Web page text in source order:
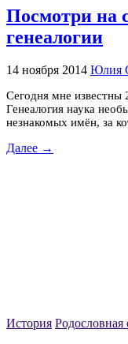
Посмотри на
генеалогии
14 ноября 2014 Юлия
Cегодня мне известны
Генеалогия наука
незнакомых имён, за
Далее →
История